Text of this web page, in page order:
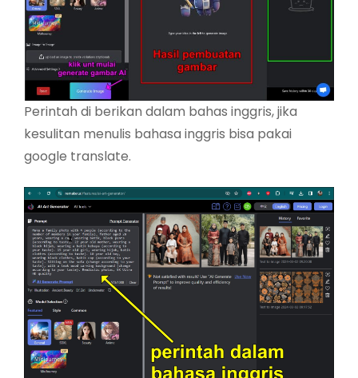
Perintah di berikan dalam bahas inggris, jika
kesulitan menulis bahasa inggris bisa pakai
google translate.